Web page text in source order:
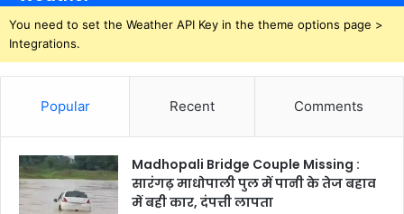
You need to set the Weather API Key in the theme options page >
Integrations.
Popular Recent Comments
Madhopali Bridge Couple Missing :
सारंगढ़ माधोपाली पुल में पानी के तेज बहाव
में बही कार, दंपत्ती लापता